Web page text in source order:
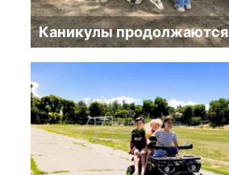
Каникулы продолжаются